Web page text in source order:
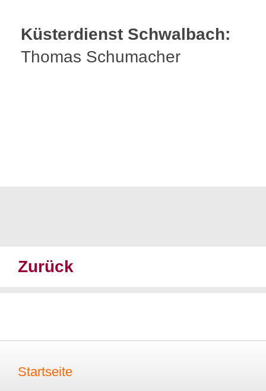
Küsterdienst Schwalbach:
Thomas Schumacher
Zurück
Startseite